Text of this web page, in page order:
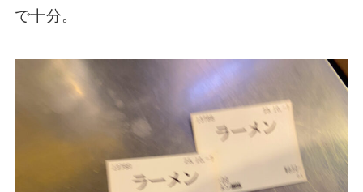
で十分。